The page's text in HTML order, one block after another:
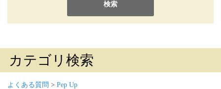
検索
カテゴリ検索
よくある質問 > Pep Up